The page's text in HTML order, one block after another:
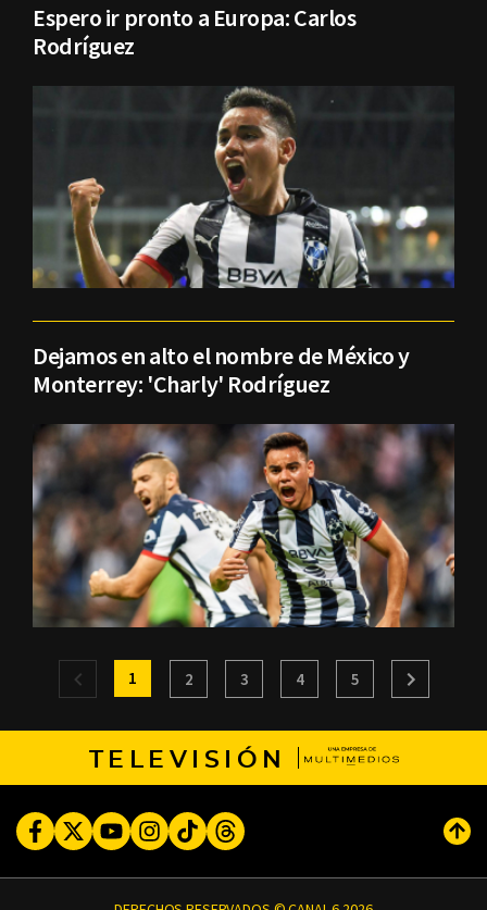
Espero ir pronto a Europa: Carlos
Rodríguez
Dejamos en alto el nombre de México y
Monterrey: 'Charly' Rodríguez
1 2 3 4 5
TELEVISIÓN
FacebookTwitterYoutubeInstagram
TikTokThreads